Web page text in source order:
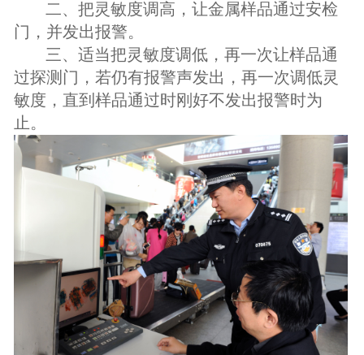
二、把灵敏度调高，让金属样品通过安检
门，并发出报警。
三、适当把灵敏度调低，再一次让样品通
过探测门，若仍有报警声发出，再一次调低灵
敏度，直到样品通过时刚好不发出报警时为
止。